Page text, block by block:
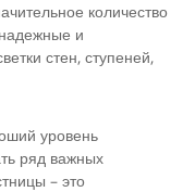
количество
и
стен, ступеней,
уровень
ряд важных
– это